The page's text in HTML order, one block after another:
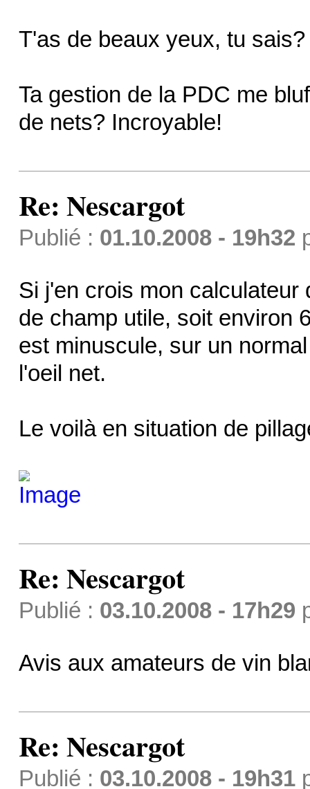
T'as de beaux yeux, tu
Ta gestion de la PDC me
de nets? Incroyable!
Re: Nescargot
Publié : 01.10.2008 - 19h32
Si j'en crois mon
de champ utile, soit environ
est minuscule, sur un
l'oeil net.
Le voilà en situation de
Re: Nescargot
Publié : 03.10.2008 - 17h29
Avis aux amateurs de vin
Re: Nescargot
Publié : 03.10.2008 - 19h31